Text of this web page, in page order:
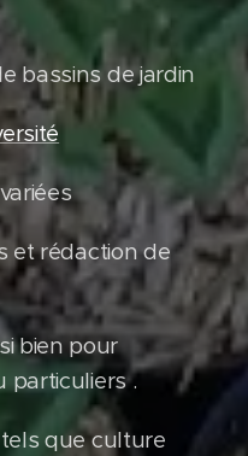
bassins de jardin
et rédaction de
bien pour
particuliers .
tels que culture